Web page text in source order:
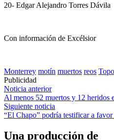
20- Edgar Alejandro Torres Dávila
Con información de Excélsior
Monterrey motín muertos reos
Publicidad
Navegación
de
entradas
Noticia anterior
Al menos 52 muertos y 12 heridos
Siguiente noticia
“El Chapo” podría testificar a
Una producción de